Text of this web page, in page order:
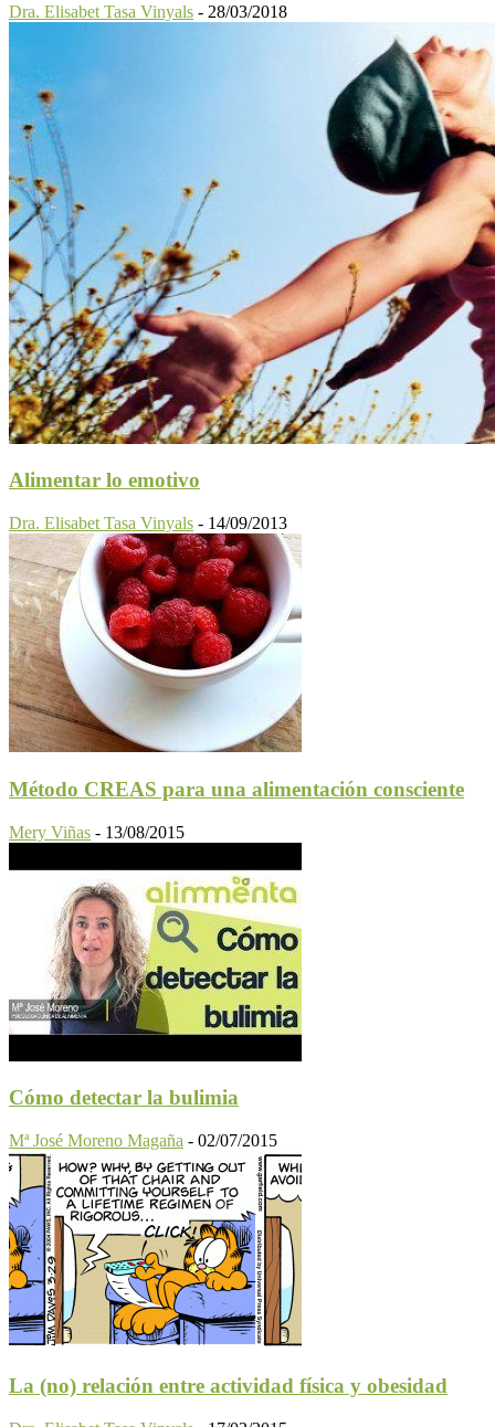
Dra. Elisabet Tasa Vinyals - 28/03/2018
Alimentar lo emotivo
Dra. Elisabet Tasa Vinyals - 14/09/2013
Método CREAS para una alimentación consciente
Mery Viñas - 13/08/2015
Cómo detectar la bulimia
Mª José Moreno Magaña - 02/07/2015
La (no) relación entre actividad física y obesidad